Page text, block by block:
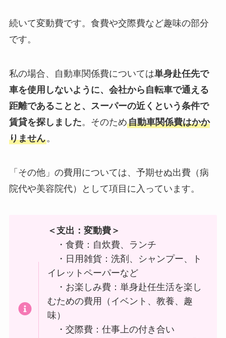
続いて変動費です。食費や交際費など趣味の部分
です。
私の場合、自動車関係費については単身赴任先で
車を使用しないように、会社から自転車で通える
距離であることと、スーパーの近くという条件で
賃貸を探しました。そのため自動車関係費はかか
りません。
「その他」の費用については、予期せぬ出費（病
院代や美容院代）として項目に入っています。
＜支出：変動費＞
・食費：自炊費、ランチ
・日用雑貨：洗剤、シャンプー、ト
イレットペーパーなど
・お楽しみ費：単身赴任生活を楽し
むための費用（イベント、教養、趣
味）
・交際費：仕事上の付き合い